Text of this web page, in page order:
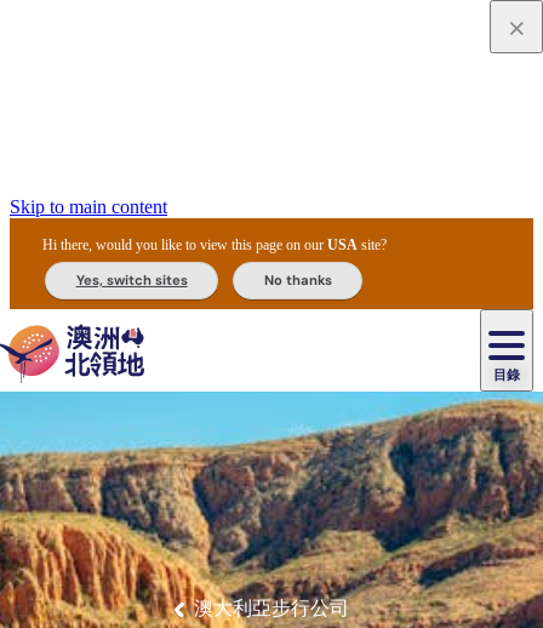
Skip to main content
Hi there, would you like to view this page on ourUSA site?
Yes, switch sites No thanks
目錄
主
目
錄
達
爾
文
麗
斯
泉
烏
魯
魯
杜
國
家
公
園
治
菲
特
國
家
公
園
瓦
塔
卡
國
家
公
園
提
維
群
島
東
阿
納
姆
地
馬
塔
蘭
卡
溫
泉
尼
特
米
魯
克
國
家
公
卡
魯
卡
魯
/
魔
鬼
大
理
石
馬
古
茨
奧
里
查
/
西
麥
克
唐
化
體
驗
食
攻
略
節
慶
與
活
動
戶
外
和
探
險
然
和
野
生
動
植
物
歷
史
與
文
物
釣
魚
豪
華
旅
游
露
營
和
豪
華
野
自
駕
住
宿
導
覽
團
和
交
通
工
具
澳大利亞步行公司